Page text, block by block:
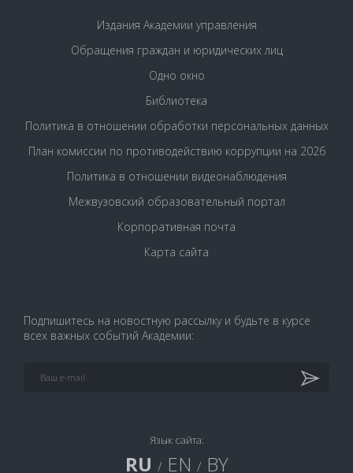
Издания Академии управления
Обращения граждан и юридических лиц
Одно окно
Библиотека
Политика в отношении обработки персональных данных
План комиссии по противодействию коррупции на 2026
Политика в отношении видеонаблюдения
Межвузовский образовательный портал
Корпоративная почта
Карта сайта
Подпишитесь на новостную рассылку и будьте в курсе
всех важных событий Академии:
Язык сайта:
RU / EN / BY